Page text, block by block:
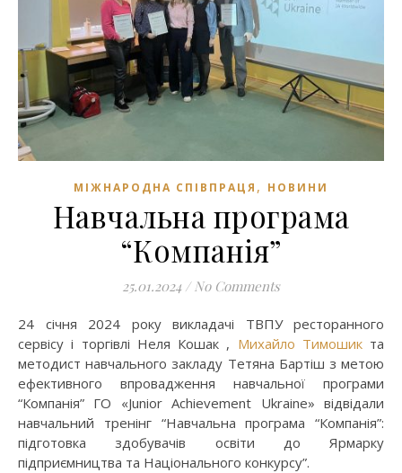
МІЖНАРОДНА СПІВПРАЦЯ , НОВИНИ
Навчальна програма
“Компанія”
25.01.2024 / No Comments
24 січня 2024 року викладачі ТВПУ ресторанного
сервісу і торгівлі Неля Кошак , Михайло Тимошикта
методист навчального закладу Тетяна Бартіш з метою
ефективного впровадження навчальної програми
“Компанія” ГО «Junior Achievement Ukraine» відвідали
навчальний тренінг “Навчальна програма “Компанія”:
підготовка здобувачів освіти до Ярмарку
підприємництва та Національного конкурсу”.